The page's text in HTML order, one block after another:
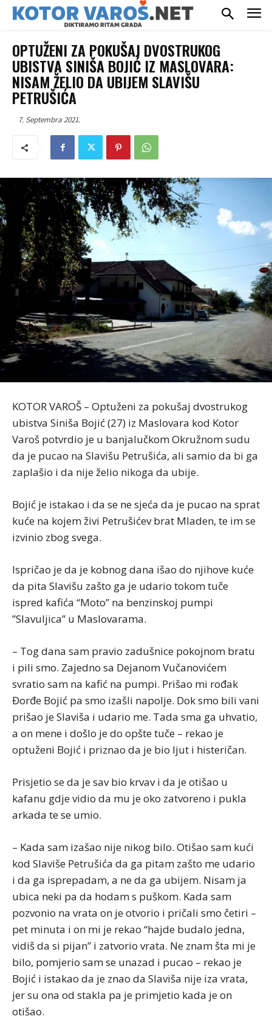
OPTUŽENI ZA POKUŠAJ DVOSTRUKOG
UBISTVA SINIŠA BOJIĆ IZ MASLOVARA:
NISAM ŽELIO DA UBIJEM SLAVIŠU
PETRUŠIĆA
7. Septembra 2021.
KOTOR VAROŠ – Optuženi za pokušaj dvostrukog
ubistva Siniša Bojić (27) iz Maslovara kod Kotor
Varoš potvrdio je u banjalučkom Okružnom sudu
da je pucao na Slavišu Petrušića, ali samio da bi ga
zaplašio i da nije želio nikoga da ubije.
Bojić je istakao i da se ne sjeća da je pucao na sprat
kuće na kojem živi Petrušićev brat Mladen, te im se
izvinio zbog svega.
Ispričao je da je kobnog dana išao do njihove kuće
da pita Slavišu zašto ga je udario tokom tuče
ispred kafića “Moto” na benzinskoj pumpi
”Slavuljica” u Maslovarama.
– Tog dana sam pravio zadušnice pokojnom bratu
i pili smo. Zajedno sa Dejanom Vučanovićem
svratio sam na kafić na pumpi. Prišao mi rođak
Đorđe Bojić pa smo izašli napolje. Dok smo bili vani
prišao je Slaviša i udario me. Tada sma ga uhvatio,
a on mene i došlo je do opšte tuče – rekao je
optuženi Bojić i priznao da je bio ljut i histeričan.
Prisjetio se da je sav bio krvav i da je otišao u
kafanu gdje vidio da mu je oko zatvoreno i pukla
arkada te se umio.
– Kada sam izašao nije nikog bilo. Otišao sam kući
kod Slaviše Petrušića da ga pitam zašto me udario
i da ga isprepadam, a ne da ga ubijem. Nisam ja
ubica neki pa da hodam s puškom. Kada sam
pozvonio na vrata on je otvorio i pričali smo četiri –
pet minuta i on mi je rekao “hajde budalo jedna,
vidiš da si pijan” i zatvorio vrata. Ne znam šta mi je
bilo, pomjerio sam se unazad i pucao – rekao je
Bojić i istakao da je znao da Slaviša nije iza vrata,
jer su ona od stakla pa je primjetio kada je on
otišao.